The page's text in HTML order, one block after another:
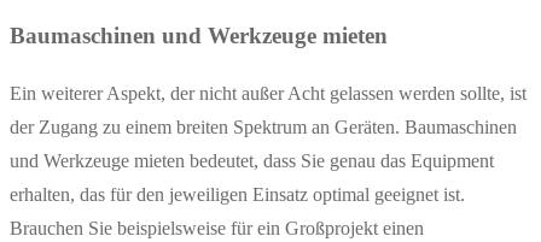
Baumaschinen und Werkzeuge mieten
Ein weiterer Aspekt, der nicht außer Acht gelassen werden sollte, ist
der Zugang zu einem breiten Spektrum an Geräten. Baumaschinen
und Werkzeuge mieten bedeutet, dass Sie genau das Equipment
erhalten, das für den jeweiligen Einsatz optimal geeignet ist.
Brauchen Sie beispielsweise für ein Großprojekt einen